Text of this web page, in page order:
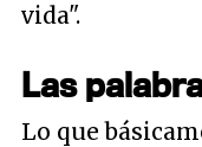
vida".
Las
Lo que